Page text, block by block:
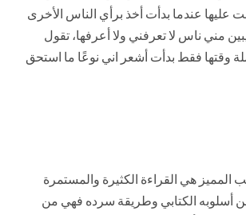
عليها عندما بدأت أخذ برأي الناس الأخرى
مني ناس لا تعرفني ولا أعرفها، تقول
وقتها فقط بدأت أشعر اني نوعًا ما استحق
المميز هي القراءة الكثيرة والمستمرة
أسلوبه الكتابي وطريقة سرده فهي من